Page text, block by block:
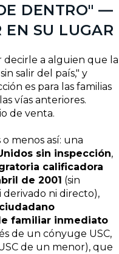
DENTRO" —
EN SU LUGAR
decirle a alguien que la
salir del país," y
es para las familias
vías anteriores.
de venta.
menos así: una
sin inspección,
calificadora
de 2001 (sin
derivado ni directo),
familiar inmediato
de un cónyuge USC,
de un menor), que